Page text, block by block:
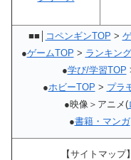
■■│ コペンギンTOP >
●ゲームTOP > ランキング
●学び/学習TOP
●ホビーTOP > プラ
●映像＞アニメ(
●書籍・マンガ
【サイトマップ】